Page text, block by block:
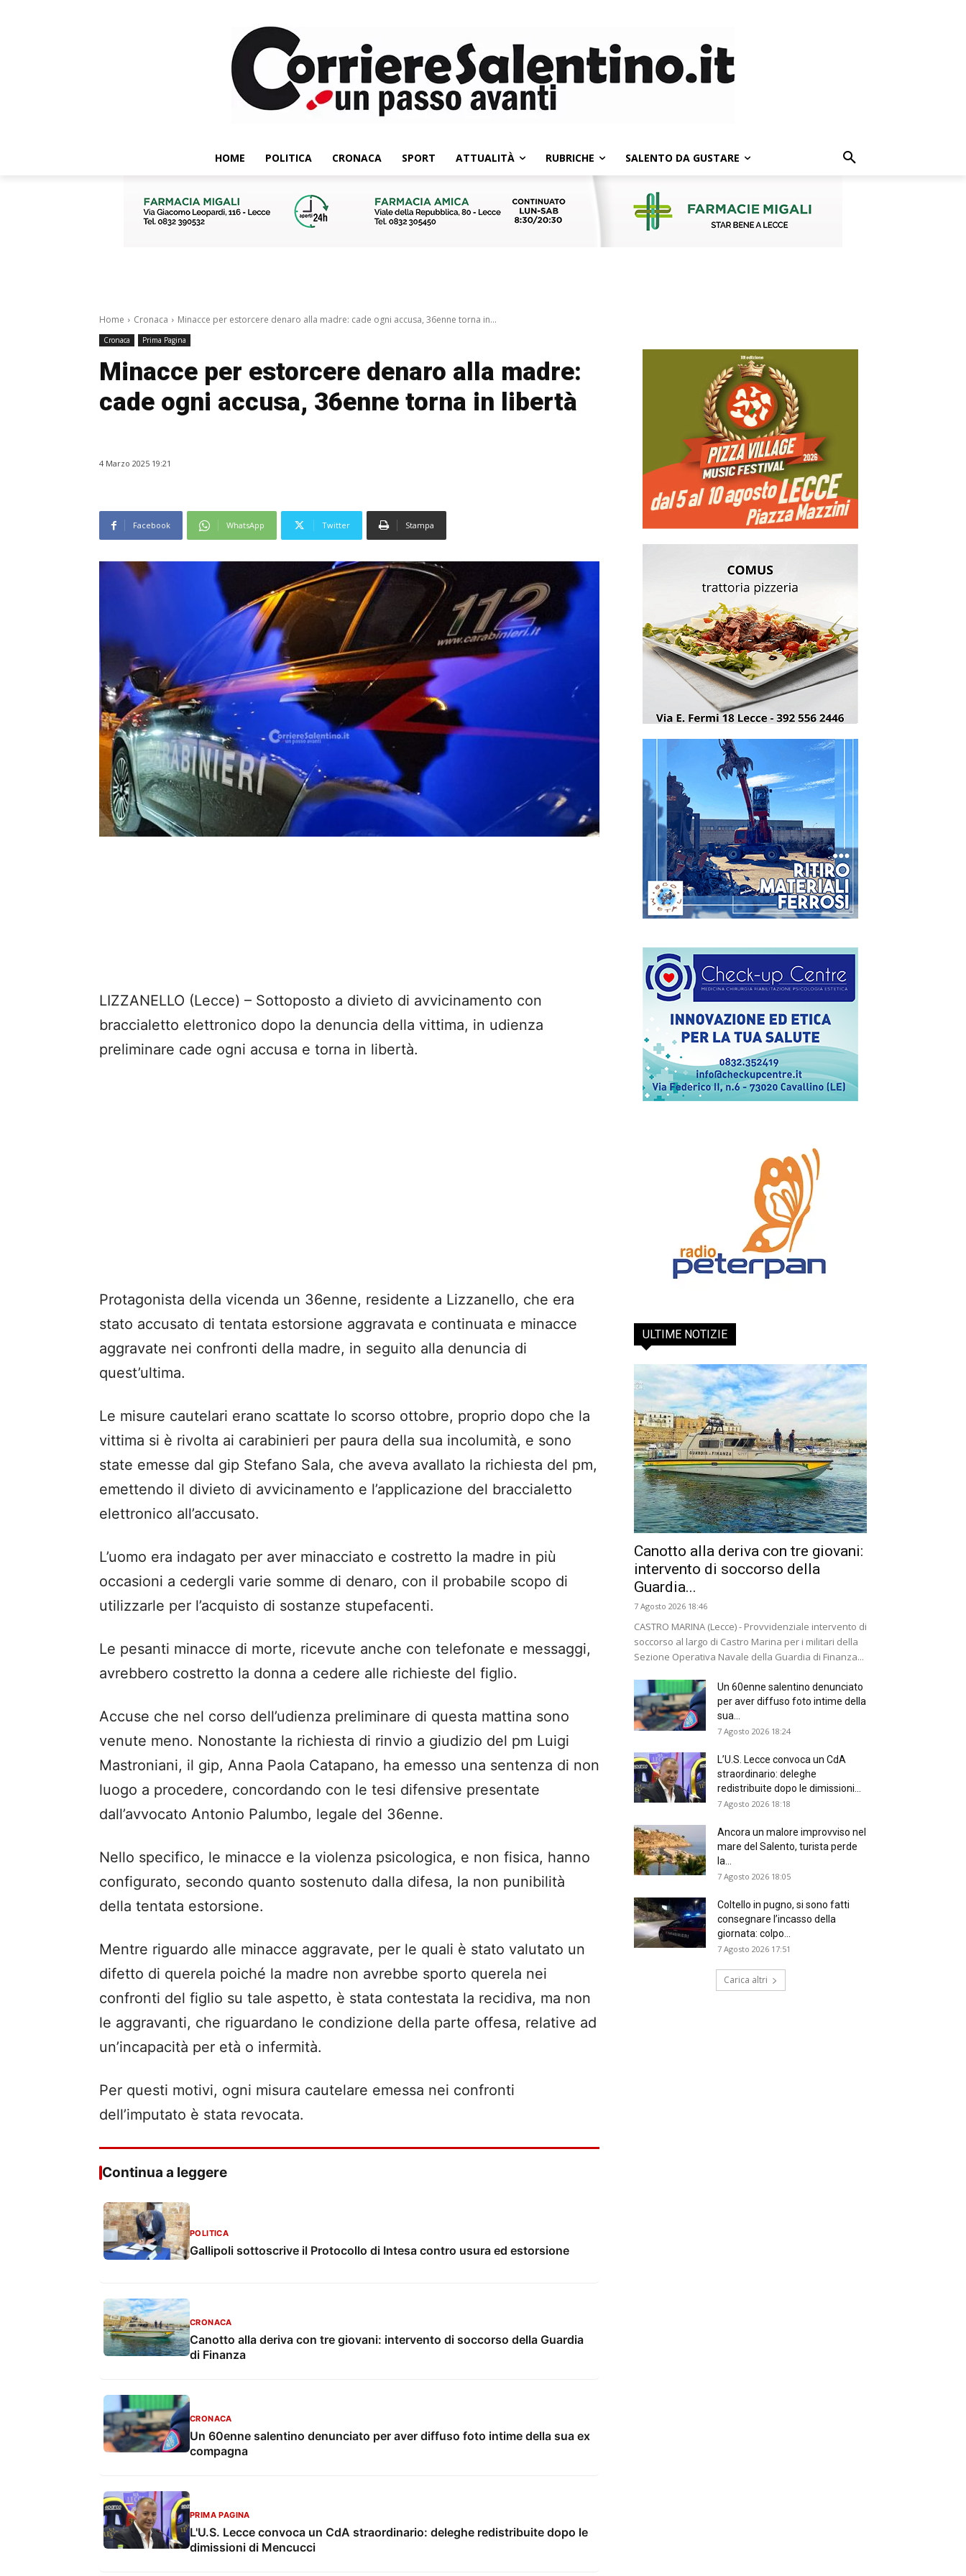
HOME POLITICA CRONACA SPORT ATTUALITÀ RUBRICHE SALENTO DA GUSTARE
Home Cronaca Minacce per estorcere denaro alla madre: cade ogni accusa, 36enne torna in...
Cronaca Prima Pagina
Minacce per estorcere denaro alla madre:
cade ogni accusa, 36enne torna in libertà
4 Marzo 2025 19:21
Facebook WhatsApp Twitter Stampa
LIZZANELLO (Lecce) – Sottoposto a divieto di avvicinamento con
braccialetto elettronico dopo la denuncia della vittima, in udienza
preliminare cade ogni accusa e torna in libertà.
Protagonista della vicenda un 36enne, residente a Lizzanello, che era
stato accusato di tentata estorsione aggravata e continuata e minacce
aggravate nei confronti della madre, in seguito alla denuncia di
quest’ultima.
Le misure cautelari erano scattate lo scorso ottobre, proprio dopo che la
vittima si è rivolta ai carabinieri per paura della sua incolumità, e sono
state emesse dal gip Stefano Sala, che aveva avallato la richiesta del pm,
emettendo il divieto di avvicinamento e l’applicazione del braccialetto
elettronico all’accusato.
L’uomo era indagato per aver minacciato e costretto la madre in più
occasioni a cedergli varie somme di denaro, con il probabile scopo di
utilizzarle per l’acquisto di sostanze stupefacenti.
Le pesanti minacce di morte, ricevute anche con telefonate e messaggi,
avrebbero costretto la donna a cedere alle richieste del figlio.
Accuse che nel corso dell’udienza preliminare di questa mattina sono
venute meno. Nonostante la richiesta di rinvio a giudizio del pm Luigi
Mastroniani, il gip, Anna Paola Catapano, ha emesso una sentenza di non
luogo a procedere, concordando con le tesi difensive presentate
dall’avvocato Antonio Palumbo, legale del 36enne.
Nello specifico, le minacce e la violenza psicologica, e non fisica, hanno
configurato, secondo quanto sostenuto dalla difesa, la non punibilità
della tentata estorsione.
Mentre riguardo alle minacce aggravate, per le quali è stato valutato un
difetto di querela poiché la madre non avrebbe sporto querela nei
confronti del figlio su tale aspetto, è stata contestata la recidiva, ma non
le aggravanti, che riguardano le condizione della parte offesa, relative ad
un’incapacità per età o infermità.
Per questi motivi, ogni misura cautelare emessa nei confronti
dell’imputato è stata revocata.
Continua a leggere
POLITICA
Gallipoli sottoscrive il Protocollo di Intesa contro usura ed estorsione
CRONACA
Canotto alla deriva con tre giovani: intervento di soccorso della Guardia
di Finanza
CRONACA
Un 60enne salentino denunciato per aver diffuso foto intime della sua ex
compagna
PRIMA PAGINA
L'U.S. Lecce convoca un CdA straordinario: deleghe redistribuite dopo le
dimissioni di Mencucci
ULTIME NOTIZIE
Canotto alla deriva con tre giovani:
intervento di soccorso della
Guardia...
7 Agosto 2026 18:46
CASTRO MARINA (Lecce) - Provvidenziale intervento di
soccorso al largo di Castro Marina per i militari della
Sezione Operativa Navale della Guardia di Finanza...
Un 60enne salentino denunciato
per aver diffuso foto intime della
sua...
7 Agosto 2026 18:24
L’U.S. Lecce convoca un CdA
straordinario: deleghe
redistribuite dopo le dimissioni...
7 Agosto 2026 18:18
Ancora un malore improvviso nel
mare del Salento, turista perde
la...
7 Agosto 2026 18:05
Coltello in pugno, si sono fatti
consegnare l’incasso della
giornata: colpo...
7 Agosto 2026 17:51
Carica altri